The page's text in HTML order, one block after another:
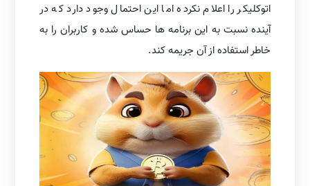
اتوکلیکر را اعلام نکرده اما این احتمال وجود دارد که در
آینده نسبت به این برنامه ها حساس شده و کاربران را به
خاطر استفاده از آن جریمه کند.